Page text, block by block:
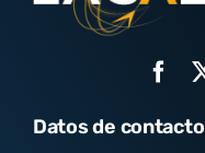
Datos de contacto